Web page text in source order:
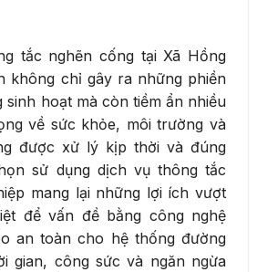
tắc nghẽn cống tại Xã Hồng
không chỉ gây ra những phiền
hoạt mà còn tiềm ẩn nhiều
về sức khỏe, môi trường và
được xử lý kịp thời và đúng
sử dụng dịch vụ thông tắc
mang lại những lợi ích vượt
để vấn đề bằng công nghệ
an toàn cho hệ thống đường
gian, công sức và ngăn ngừa